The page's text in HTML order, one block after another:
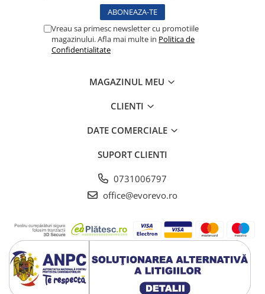
Testare reflexe
Lampi cu infrarosu
Electroencefalografe
Cantare
Glucometre
Ingrijire personala
Perne si paturi electrice
Perne ortopedice
Vreau sa primesc newsletter cu promotiile
magazinului. Afla mai multe in Politica de
Confidentialitate
MAGAZINUL MEU
CLIENTI
DATE COMERCIALE
SUPORT CLIENTI
0731006797
office@evorevo.ro